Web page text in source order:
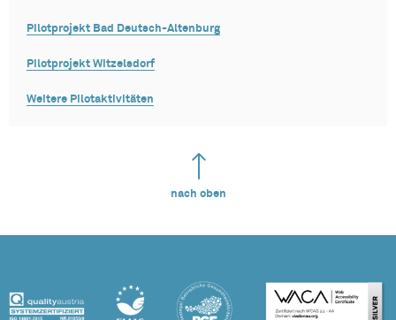
Pilotprojekt Bad Deutsch-Altenburg
Pilotprojekt Witzelsdorf
Weitere Pilotaktivitäten
nach oben